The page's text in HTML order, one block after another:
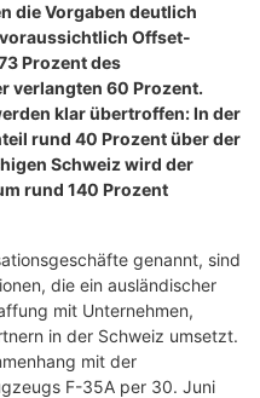
die Vorgaben deutlich
Offset-
Prozent des
verlangten 60 Prozent.
klar übertroffen: In der
rund 40 Prozent über der
Schweiz wird der
rund 140 Prozent
genannt, sind
die ein ausländischer
mit Unternehmen,
in der Schweiz umsetzt.
mit der
F-35A per 30. Juni